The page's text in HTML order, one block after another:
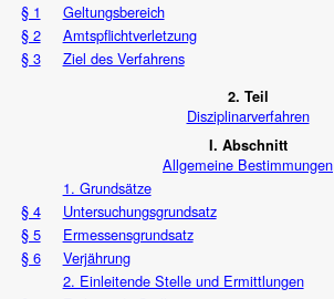
§ 1
Geltungsbereich
§ 2
Amtspflichtverletzung
§ 3
Ziel des Verfahrens
2. Teil
Disziplinarverfahren
I. Abschnitt
Allgemeine Bestimmungen
1. Grundsätze
§ 4
Untersuchungsgrundsatz
§ 5
Ermessensgrundsatz
§ 6
Verjährung
2. Einleitende Stelle und Ermittlungen